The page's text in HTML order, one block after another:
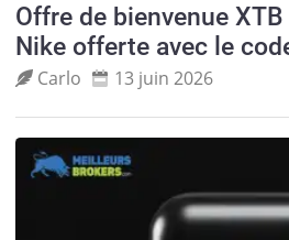
Offre de bienvenue
Nike offerte avec le
Carlo 13 juin 2026